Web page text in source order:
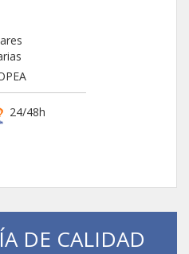
24/48h
DE CALIDAD